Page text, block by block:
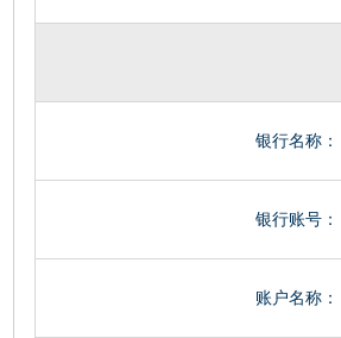
银行名称：
银行账号：
账户名称：